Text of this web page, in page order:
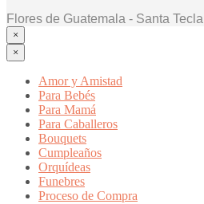
Flores de Guatemala - Santa Tecla
×
×
Amor y Amistad
Para Bebés
Para Mamá
Para Caballeros
Bouquets
Cumpleaños
Orquídeas
Funebres
Proceso de Compra